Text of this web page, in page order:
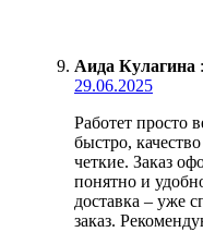
Аида Кулагина :
29.06.2025
Работет просто
быстро,
четкие. Заказ
понятно и
доставка – уже
заказ.